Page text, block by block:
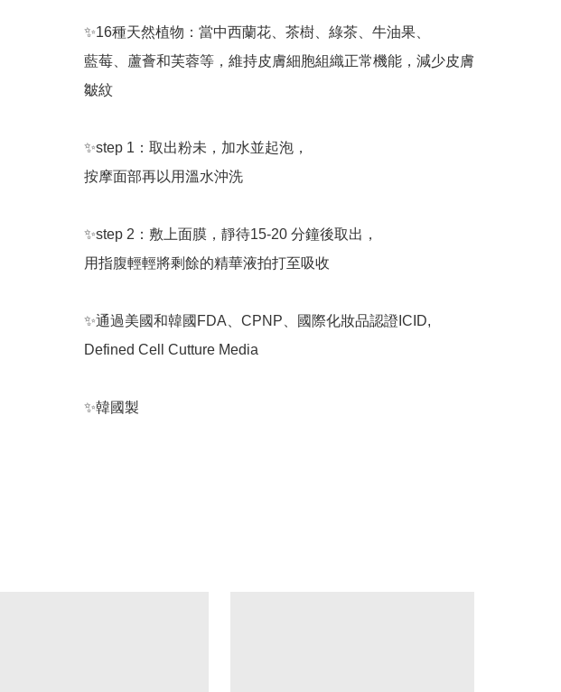
✨16種天然植物：當中西蘭花、茶樹、綠茶、牛油果、
藍莓、蘆薈和芙蓉等，維持皮膚細胞組織正常機能，減少皮膚
皺紋
✨step 1：取出粉未，加水並起泡，
按摩面部再以用溫水沖洗
✨step 2：敷上面膜，靜待15-20 分鐘後取出，
用指腹輕輕將剩餘的精華液拍打至吸收
✨通過美國和韓國FDA、CPNP、國際化妝品認證ICID,
Defined Cell Cutture Media
✨韓國製